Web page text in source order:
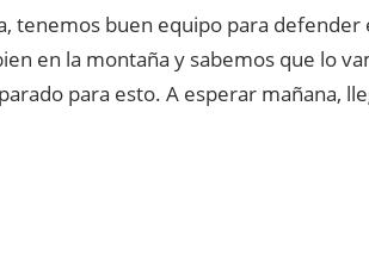
tenemos buen equipo para
en la montaña y sabemos que lo
para esto. A esperar mañana,